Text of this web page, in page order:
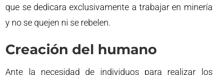
que se dedicara exclusivamente a trabajar en minería
y no se quejen ni se rebelen.
Creación del humano
Ante la necesidad de individuos para realizar los